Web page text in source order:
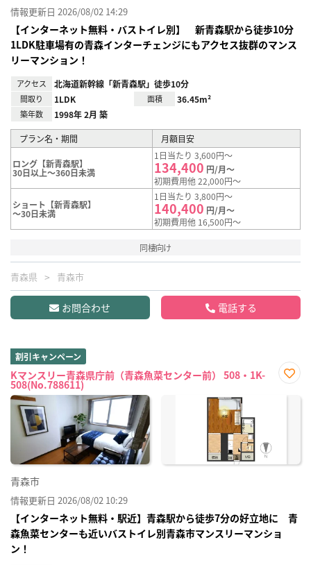
情報更新日 2026/08/02 14:29
【インターネット無料・バストイレ別】 新青森駅から徒歩10分
1LDK駐車場有の青森インターチェンジにもアクセス抜群のマンス
リーマンション！
アクセス 北海道新幹線「新青森駅」徒歩10分
間取り 1LDK 面積 36.45m²
築年数 1998年 2月 築
プラン名・期間 月額目安
ロング【新青森駅】
30日以上～360日未満
1日当たり 3,600円～
134,400 円/月～
初期費用他 22,000円～
ショート【新青森駅】
～30日未満
1日当たり 3,800円～
140,400 円/月～
初期費用他 16,500円～
同棲向け
青森県 青森市
お問合わせ 電話する
割引キャンペーン
Kマンスリー青森県庁前（青森魚菜センター前） 508・1K-
508(No.788611)
に入
青森市
情報更新日 2026/08/02 10:29
【インターネット無料・駅近】青森駅から徒歩7分の好立地に 青
森魚菜センターも近いバストイレ別青森市マンスリーマンショ
ン！